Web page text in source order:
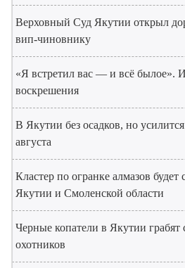
Верховный Суд Якутии открыл
вип-чиновнику
«Я встретил вас — и всё былое».
воскрешения
В Якутии без осадков, но
августа
Кластер по огранке алмазов будет
Якутии и Смоленской области
Черные копатели в Якутии грабят
охотников